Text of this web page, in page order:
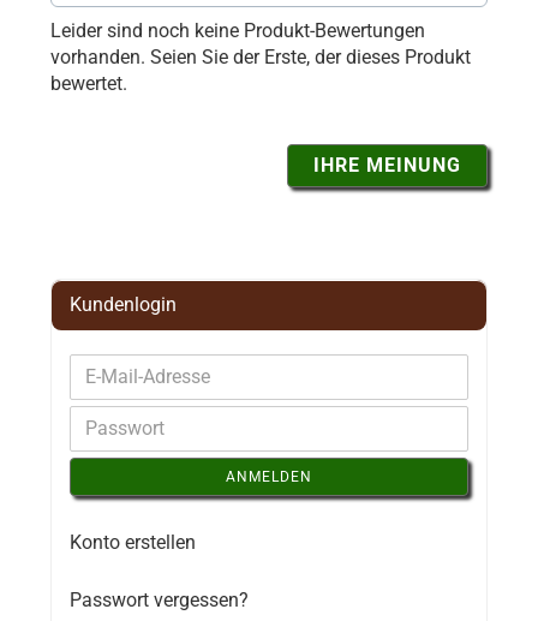
Leider sind noch keine Produkt-Bewertungen
vorhanden. Seien Sie der Erste, der dieses Produkt
bewertet.
IHRE MEINUNG
Kundenlogin
ANMELDEN
Konto erstellen
Passwort vergessen?